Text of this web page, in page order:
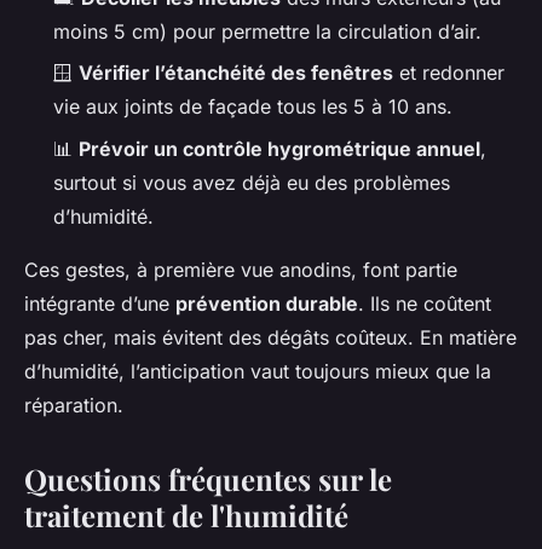
moins 5 cm) pour permettre la circulation d’air.
🪟 Vérifier l’étanchéité des fenêtres et redonner
vie aux joints de façade tous les 5 à 10 ans.
📊 Prévoir un contrôle hygrométrique annuel,
surtout si vous avez déjà eu des problèmes
d’humidité.
Ces gestes, à première vue anodins, font partie
intégrante d’une prévention durable. Ils ne coûtent
pas cher, mais évitent des dégâts coûteux. En matière
d’humidité, l’anticipation vaut toujours mieux que la
réparation.
Questions fréquentes sur le
traitement de l'humidité